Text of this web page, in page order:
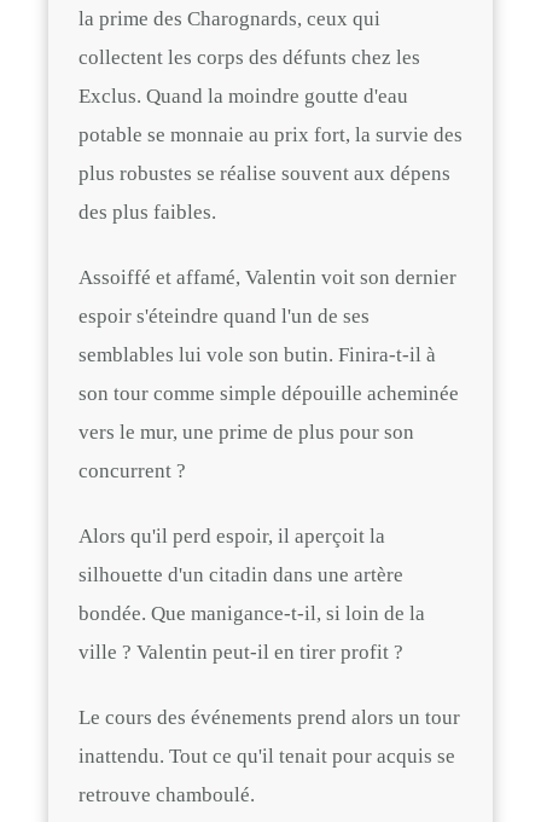
la prime des Charognards, ceux qui
collectent les corps des défunts chez les
Exclus. Quand la moindre goutte d'eau
potable se monnaie au prix fort, la survie des
plus robustes se réalise souvent aux dépens
des plus faibles.
Assoiffé et affamé, Valentin voit son dernier
espoir s'éteindre quand l'un de ses
semblables lui vole son butin. Finira-t-il à
son tour comme simple dépouille acheminée
vers le mur, une prime de plus pour son
concurrent ?
Alors qu'il perd espoir, il aperçoit la
silhouette d'un citadin dans une artère
bondée. Que manigance-t-il, si loin de la
ville ? Valentin peut-il en tirer profit ?
Le cours des événements prend alors un tour
inattendu. Tout ce qu'il tenait pour acquis se
retrouve chamboulé.